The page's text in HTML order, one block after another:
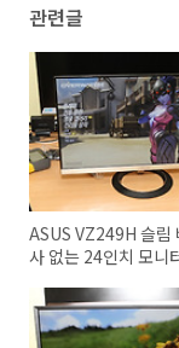
관련글
ASUS VZ249H 슬림
사 없는 24인치 모니